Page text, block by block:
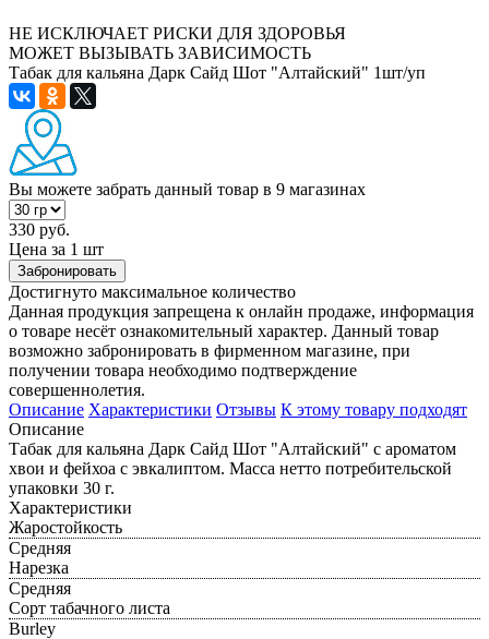
НЕ ИСКЛЮЧАЕТ РИСКИ ДЛЯ ЗДОРОВЬЯ
МОЖЕТ ВЫЗЫВАТЬ ЗАВИСИМОСТЬ
Табак для кальяна Дарк Сайд Шот "Алтайский" 1шт/уп
Вы можете забрать данный товар в 9 магазинах
330 руб.
Цена за 1 шт
Забронировать
Достигнуто максимальное количество
Данная продукция запрещена к онлайн продаже, информация
о товаре несёт ознакомительный характер. Данный товар
возможно забронировать в фирменном магазине, при
получении товара необходимо подтверждение
совершеннолетия.
Описание Характеристики Отзывы К этому товару подходят
Описание
Табак для кальяна Дарк Сайд Шот "Алтайский" с ароматом
хвои и фейхоа с эвкалиптом. Масса нетто потребительской
упаковки 30 г.
Характеристики
Жаростойкость
Средняя
Нарезка
Средняя
Сорт табачного листа
Burley